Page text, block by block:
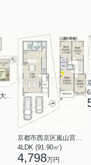
4LDK (91.90㎡)
4,798万円